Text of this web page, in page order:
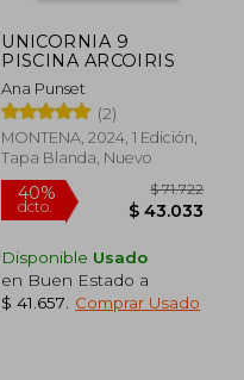
UNICORNIA 9
PISCINA ARCOIRIS
Ana Punset
(2)
MONTENA, 2024, 1 Edición,
Tapa Blanda, Nuevo
Disponible Usado
en Buen Estado a
$ 41.657
Comprar Usado